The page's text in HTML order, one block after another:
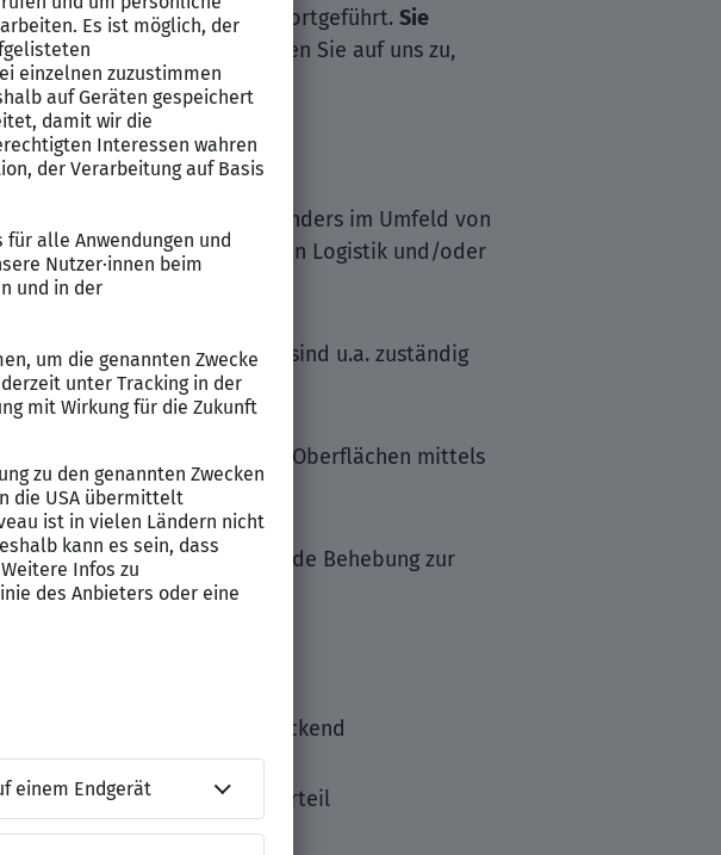
konsequent fortgeführt. Sie
mitwirken?
Dann kommen Sie auf uns zu,
freuen uns auf Sie.
Applikationen, besonders im Umfeld von
Schwerpunkt in den Bereichen Logistik und/oder
Perspektive und sind u.a. zuständig
und benutzerfreundlicher Oberflächen mittels
sowie deren anschließende Behebung zur
Verantwortung
im Optimalfall front- und backend
ADT und SAP Rise von Vorteil